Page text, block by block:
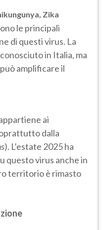
Zika
le principali
di questi virus. La
in Italia, ma
amplificare il
ai
dalla
). L’estate 2025 ha
questo virus anche in
territorio è rimasto